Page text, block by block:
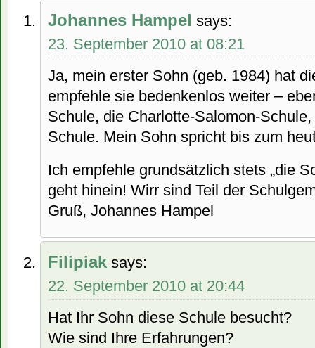
Johannes Hampel says:
23. September 2010 at 08:21
Ja, mein erster Sohn (geb. 1984) hat
empfehle sie bedenkenlos weiter –
Schule, die Charlotte-Salomon-
Schule. Mein Sohn spricht bis zum
Ich empfehle grundsätzlich stets „die
geht hinein! Wirr sind Teil der
Gruß, Johannes Hampel
Filipiak says:
22. September 2010 at 20:44
Hat Ihr Sohn diese Schule besucht?
Wie sind Ihre Erfahrungen?